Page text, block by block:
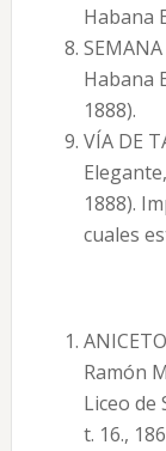
Habana
Habana
1888).
VÍA DE
1888).
cuales
Ramón
Liceo de
t. 16.,